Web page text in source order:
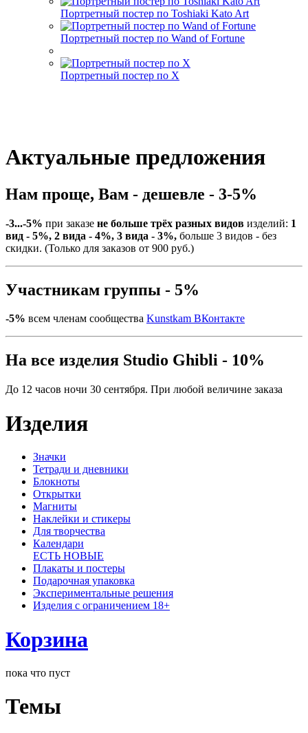
Портретный постер по Toshiaki Kato Art
Портретный постер по Wand of Fortune
Портретный постер по X
Актуальные предложения
Нам проще, Вам - дешевле - 3-5%
-3...-5% при заказе не больше трёх разных видов изделий: 1
вид - 5%, 2 вида - 4%, 3 вида - 3%, больше 3 видов - без
скидки. (Только для заказов от 900 руб.)
Участникам группы - 5%
-5% всем членам сообщества Kunstkam ВКонтакте
На все изделия Studio Ghibli - 10%
До 12 часов ночи 30 сентября. При любой величине заказа
Изделия
Значки
Тетради и дневники
Блокноты
Открытки
Магниты
Наклейки и стикеры
Для творчества
Календари
ЕСТЬ НОВЫЕ
Плакаты и постеры
Подарочная упаковка
Экспериментальные решения
Изделия с ограничением 18+
Корзина
пока что пуст
Темы